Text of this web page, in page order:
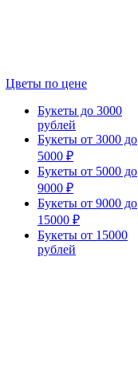
Цветы по цене
Букеты до 3000
рублей
Букеты от 3000 до
5000 ₽
Букеты от 5000 до
9000 ₽
Букеты от 9000 до
15000 ₽
Букеты от 15000
рублей